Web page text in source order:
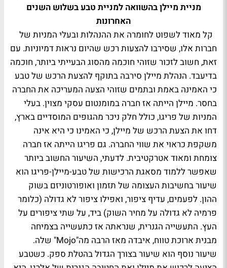
מניית מיילן בהשוואה למניית טבע בשלוש השנים
האחרונות
קל מאוד לשפוט לחומרה את ההנהלות ובעלי המניות של
חברות אלו, שסירבו להצעות רכש שהיום נראות דמיוניות. עם
זאת, חשוב לזכור שזוהי חוכמה מהסוג הבעייתי ביותר, חוכמה
בדיעבד. הנהלת מיילן סירבה בתוקף להצעת הרכש של טבע
כי האמינה באמת ובתמים שזוהי הצעה המעריכה את החברה
בחסר. מיילן הייתה אז חברה במומנטום עסקי מצוין. בעלי
המניות של פריגו, כולל חלק ניכר מהגופים המוסדיים בארץ,
דחו את הצעת הרכש של מיילן, כי האמינו כי היא אינה
משקפת כראוי את שווי החברה. גם פריגו הייתה אז חברה
צומחת ומאוד אטרקטיבית. לדעתי, השיעור החשוב ביותר
שאפשר ללמוד מסאגת הרכישות של טבע-מיילן-פריגו הוא
שיעור בחשיבות העצומה של תזמון ואופורטוניזם בשוק
ההון. לפעמים, עדיף ציפור, ואפילו ציפור לא גדולה (כלומר
פרמיה לא גדולה על מחיר השוק) ביד, על שתי ציפורים על
העץ. התעשייה הגנרית, שנראתה אז כתעשייה בצמיחה
מבנית ארוכת טווח, איבדה מאז הרבה מה"Mojo" שלה.
שיעור נוסף הוא שיעור בצורך הגדול בהטלת ספק. כשטבע